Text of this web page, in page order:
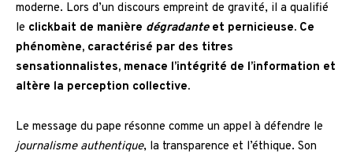
moderne. Lors d’un discours empreint de gravité, il a qualifié
le clickbait de manière dégradanteet pernicieuse. Ce
phénomène, caractérisé par des titres
sensationnalistes, menace l’intégrité de l’information et
altère la perception collective.
Le message du pape résonne comme un appel à défendre le
journalisme authentique, la transparence et l’éthique. Son